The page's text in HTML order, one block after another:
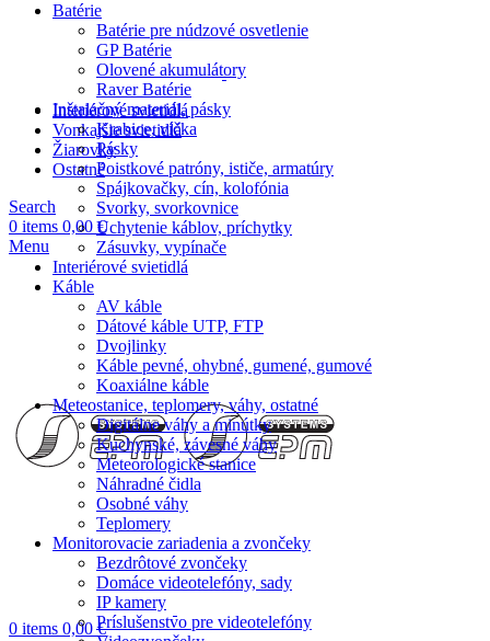
Interiérové svietidlá
Vonkajšie svietidlá
Žiarovky
Ostatné
Search
0 items 0,00€
Menu
0 items 0,00€
Batérie
Batérie pre núdzové osvetlenie
GP Batérie
Olovené akumulátory
Raver Batérie
Inštalačný materiál, pásky
Krabice, víčka
Pásky
Poistkové patróny, ističe, armatúry
Spájkovačky, cín, kolofónia
Svorky, svorkovnice
Uchytenie káblov, príchytky
Zásuvky, vypínače
Interiérové svietidlá
Káble
AV káble
Dátové káble UTP, FTP
Dvojlinky
Káble pevné, ohybné, gumené, gumové
Koaxiálne káble
Meteostanice, teplomery, váhy, ostatné
Digitálne váhy a minútky
Kuchynské, závesné váhy
Meteorologické stanice
Náhradné čidla
Osobné váhy
Teplomery
Monitorovacie zariadenia a zvončeky
Bezdrôtové zvončeky
Domáce videotelefóny, sady
IP kamery
Príslušenstvo pre videotelefóny